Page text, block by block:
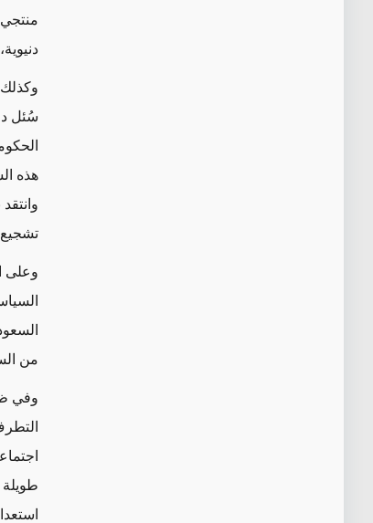
سُئل
هذه
تشجيع
وعلى
من
وفي
طويلة